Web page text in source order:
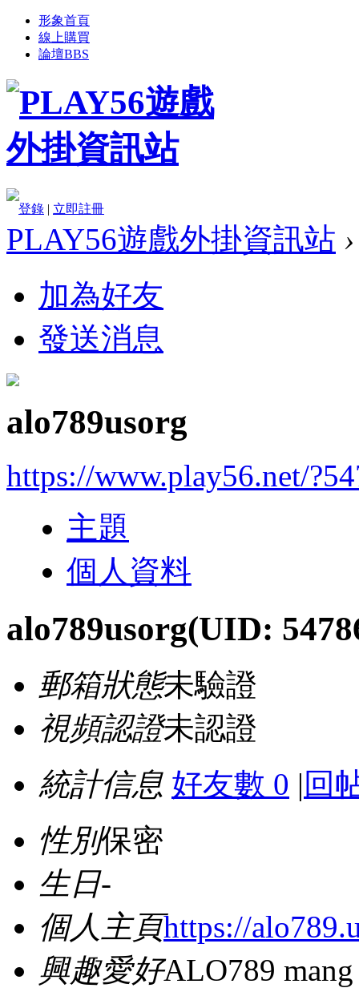
形象首頁
線上購買
論壇BBS
登錄 | 立即註冊
PLAY56遊戲外掛資訊站 ›
加為好友
發送消息
alo789usorg
https://www.play56.net/
主題
個人資料
alo789usorg(UID:
郵箱狀態未驗證
視頻認證未認證
統計信息 好友數 0 | 回
性別保密
生日-
個人主頁https://
興趣愛好ALO789